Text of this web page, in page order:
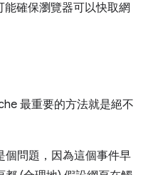
確保瀏覽器可以快取網
最重要的方法就是絕不
個問題，因為這個事件早